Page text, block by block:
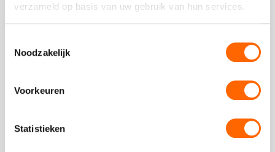
verzameld op basis van uw gebruik van hun services.
Noodzakelijk
Voorkeuren
Statistieken
Capoeira Workshop
vanaf29,50